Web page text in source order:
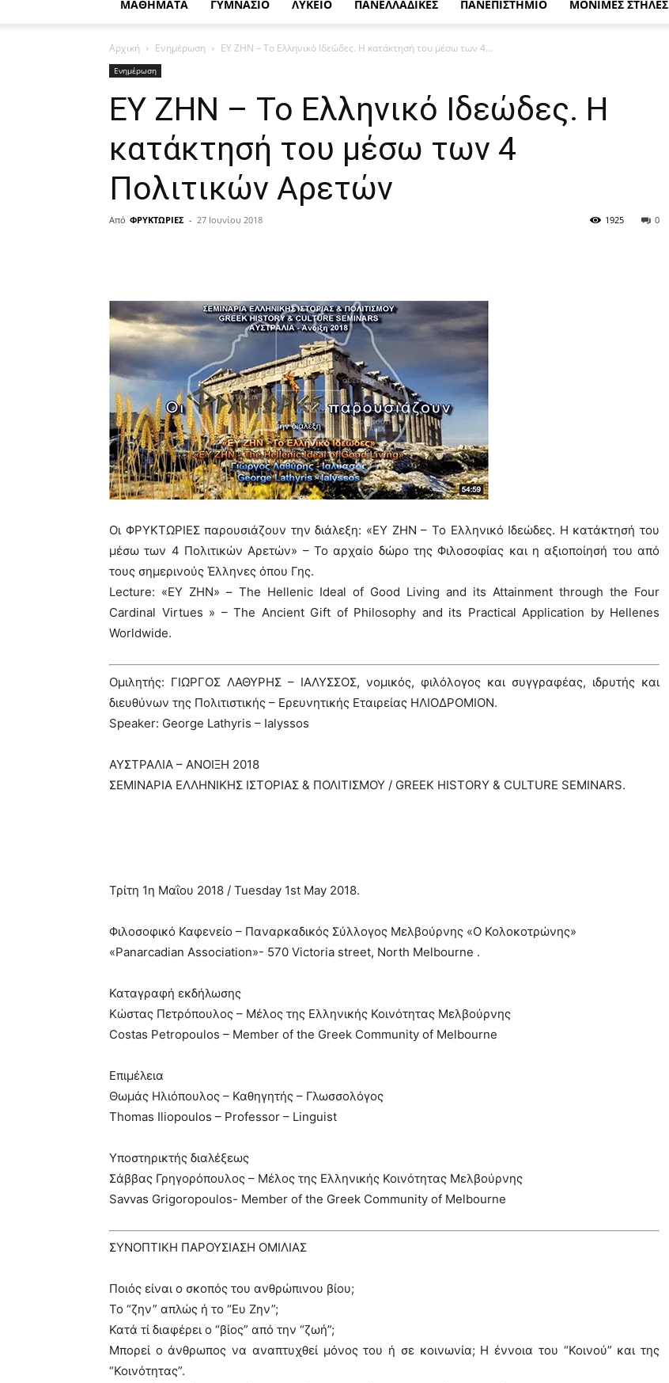
ΜΑΘΗΜΑΤΑ ΓΥΜΝΑΣΙΟ ΛΥΚΕΙΟ ΠΑΝΕΛΛΑΔΙΚΕΣ ΠΑΝΕΠΙΣΤΗΜΙΟ ΜΟΝΙΜΕΣ ΣΤΗΛΕΣ
Αρχική Ενημέρωση ΕΥ ΖΗΝ – Το Ελληνικό Ιδεώδες. Η κατάκτησή του μέσω των 4...
Ενημέρωση
ΕΥ ΖΗΝ – Το Ελληνικό Ιδεώδες. Η
κατάκτησή του μέσω των 4
Πολιτικών Αρετών
Από ΦΡΥΚΤΩΡΙΕΣ - 27 Ιουνίου 2018 0
1925
Οι ΦΡΥΚΤΩΡΙΕΣ παρουσιάζουν την διάλεξη: «ΕΥ ΖΗΝ – Το Ελληνικό Ιδεώδες. Η κατάκτησή του
μέσω των 4 Πολιτικών Αρετών» – Το αρχαίο δώρο της Φιλοσοφίας και η αξιοποίησή του από
τους σημερινούς Έλληνες όπου Γης.
Lecture: «ΕΥ ΖΗΝ» – The Hellenic Ideal of Good Living and its Attainment through the Four
Cardinal Virtues » – The Ancient Gift of Philosophy and its Practical Application by Hellenes
Worldwide.
Ομιλητής: ΓΙΩΡΓΟΣ ΛΑΘΥΡΗΣ – ΙΑΛΥΣΣΟΣ, νομικός, φιλόλογος και συγγραφέας, ιδρυτής και
διευθύνων της Πολιτιστικής – Ερευνητικής Εταιρείας ΗΛΙΟΔΡΟΜΙΟΝ.
Speaker: George Lathyris – Ialyssos
ΑΥΣΤΡΑΛΙΑ – ΑΝΟΙΞΗ 2018
ΣΕΜΙΝΑΡΙΑ ΕΛΛΗΝΙΚΗΣ ΙΣΤΟΡΙΑΣ & ΠΟΛΙΤΙΣΜΟΥ / GREEK HISTORY & CULTURE SEMINARS.
Τρίτη 1η Μαΐου 2018 / Tuesday 1st May 2018.
Φιλοσοφικό Καφενείο – Παναρκαδικός Σύλλογος Μελβούρνης «Ο Κολοκοτρώνης»
«Panarcadian Association»- 570 Victoria street, North Melbourne .
Καταγραφή εκδήλωσης
Κώστας Πετρόπουλος – Μέλος της Ελληνικής Κοινότητας Μελβούρνης
Costas Petropoulos – Member of the Greek Community of Melbourne
Επιμέλεια
Θωμάς Ηλιόπουλος – Καθηγητής – Γλωσσολόγος
Τhomas Iliopoulos – Professor – Linguist
Υποστηρικτής διαλέξεως
Σάββας Γρηγορόπουλος – Μέλος της Ελληνικής Κοινότητας Μελβούρνης
Savvas Grigoropoulos- Member of the Greek Community of Melbourne
ΣΥΝΟΠΤΙΚΗ ΠΑΡΟΥΣΙΑΣΗ ΟΜΙΛΙΑΣ
Ποιός είναι ο σκοπός του ανθρώπινου βίου;
Το “ζην” απλώς ή το “Ευ Ζην”;
Κατά τί διαφέρει ο “βίος” από την “ζωή”;
Μπορεί ο άνθρωπος να αναπτυχθεί μόνος του ή σε κοινωνία; Η έννοια του “Κοινού” και της
“Κοινότητας”.